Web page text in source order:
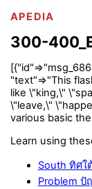
APEDIA
300-
"text"=>"This
like \"king,\"
\"leave,\"
various basic
Learn using
South ทิศใ
Problem ปั